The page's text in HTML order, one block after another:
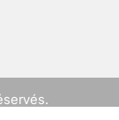
RADIO,
LES